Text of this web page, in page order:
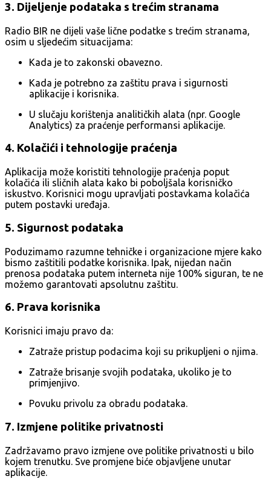
3. Dijeljenje podataka s trećim stranama
Radio BIR ne dijeli vaše lične podatke s trećim stranama,
osim u sljedećim situacijama:
Kada je to zakonski obavezno.
Kada je potrebno za zaštitu prava i sigurnosti
aplikacije i korisnika.
U slučaju korištenja analitičkih alata (npr. Google
Analytics) za praćenje performansi aplikacije.
4. Kolačići i tehnologije praćenja
Aplikacija može koristiti tehnologije praćenja poput
kolačića ili sličnih alata kako bi poboljšala korisničko
iskustvo. Korisnici mogu upravljati postavkama kolačića
putem postavki uređaja.
5. Sigurnost podataka
Poduzimamo razumne tehničke i organizacione mjere kako
bismo zaštitili podatke korisnika. Ipak, nijedan način
prenosa podataka putem interneta nije 100% siguran, te ne
možemo garantovati apsolutnu zaštitu.
6. Prava korisnika
Korisnici imaju pravo da:
Zatraže pristup podacima koji su prikupljeni o njima.
Zatraže brisanje svojih podataka, ukoliko je to
primjenjivo.
Povuku privolu za obradu podataka.
7. Izmjene politike privatnosti
Zadržavamo pravo izmjene ove politike privatnosti u bilo
kojem trenutku. Sve promjene biće objavljene unutar
aplikacije.